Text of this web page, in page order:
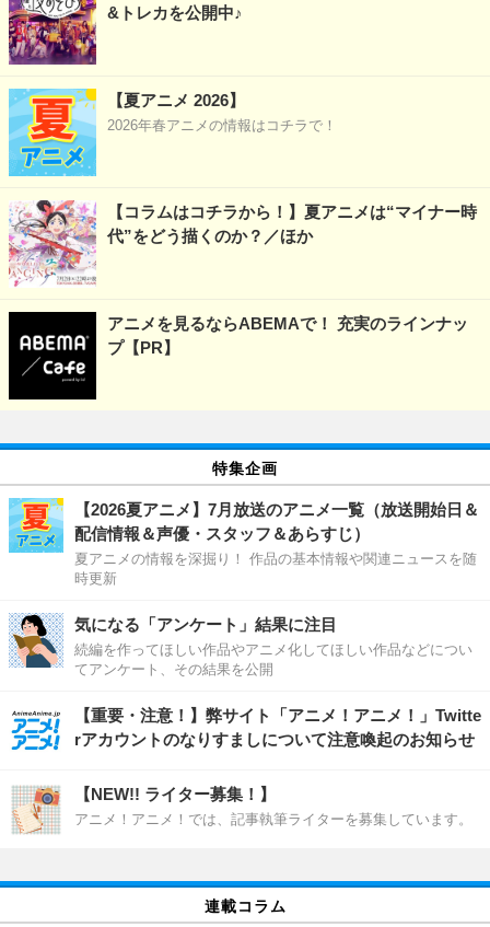
&トレカを公開中♪
【夏アニメ 2026】
2026年春アニメの情報はコチラで！
【コラムはコチラから！】夏アニメは“マイナー時
代”をどう描くのか？／ほか
アニメを見るならABEMAで！ 充実のラインナッ
プ【PR】
特集企画
【2026夏アニメ】7月放送のアニメ一覧（放送開始日＆
配信情報＆声優・スタッフ＆あらすじ）
夏アニメの情報を深掘り！ 作品の基本情報や関連ニュースを随
時更新
気になる「アンケート」結果に注目
続編を作ってほしい作品やアニメ化してほしい作品などについ
てアンケート、その結果を公開
【重要・注意！】弊サイト「アニメ！アニメ！」Twitte
rアカウントのなりすましについて注意喚起のお知らせ
【NEW!! ライター募集！】
アニメ！アニメ！では、記事執筆ライターを募集しています。
連載コラム